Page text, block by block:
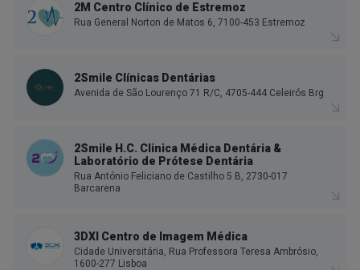
2M Centro Clínico de Estremoz
Rua General Norton de Matos 6, 7100-453 Estremoz
2Smile Clínicas Dentárias
Avenida de São Lourenço 71 R/C, 4705-444 Celeirós Brg
2Smile H.C. Clinica Médica Dentária &
Laboratório de Prótese Dentária
Rua António Feliciano de Castilho 5 B, 2730-017
Barcarena
3DXI Centro de Imagem Médica
Cidade Universitária, Rua Professora Teresa Ambrósio,
1600-277 Lisboa